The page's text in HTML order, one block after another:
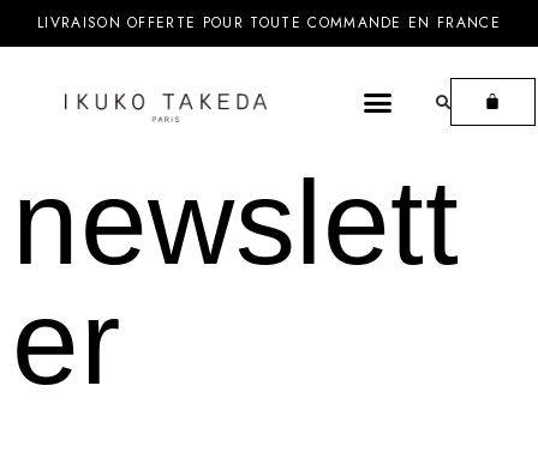
LIVRAISON OFFERTE POUR TOUTE COMMANDE EN FRANCE
newslett
er